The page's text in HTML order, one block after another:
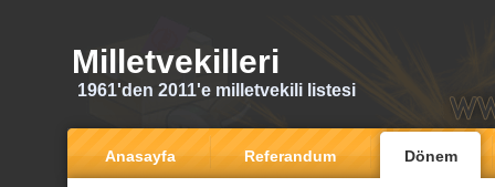
Milletvekilleri
1961'den 2011'e milletvekili listesi
Anasayfa Referandum Dönem